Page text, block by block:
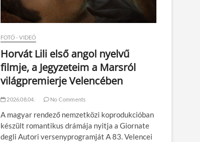
FOTÓ - VIDEÓ
Horvát Lili első angol nyelvű
filmje, a Jegyzeteim a Marsról
világpremierje Velencében
2026.08.04. No Comments
A magyar rendező nemzetközi koprodukcióban
készült romantikus drámája nyitja a Giornate
degli Autori versenyprogramját A 83. Velencei